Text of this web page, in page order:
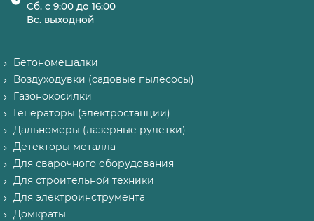
Сб. с 9:00 до 16:00
Вс. выходной
Бетономешалки
Воздуходувки (садовые пылесосы)
Газонокосилки
Генераторы (электростанции)
Дальномеры (лазерные рулетки)
Детекторы металла
Для сварочного оборудования
Для строительной техники
Для электроинструмента
Домкраты